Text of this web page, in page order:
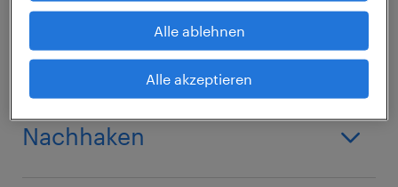
Umgang mit Zahlungsverzug Beispiele, dass
ruhiges, nachdrückliches Verhandeln am
schnellsten zum Forderungseinzug führt.
Nachhaken
Alle ablehnen
Alle akzeptieren